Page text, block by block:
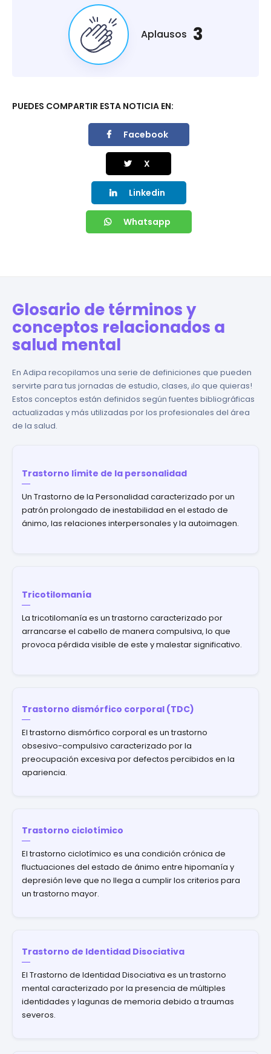
Aplausos 3
PUEDES COMPARTIR ESTA NOTICIA EN:
Facebook
X
Linkedin
Whatsapp
Glosario de términos y
conceptos relacionados a
salud mental
En Adipa recopilamos una serie de definiciones que pueden
servirte para tus jornadas de estudio, clases, ¡lo que quieras!
Estos conceptos están definidos según fuentes bibliográficas
actualizadas y más utilizadas por los profesionales del área
de la salud.
Trastorno límite de la personalidad
Un Trastorno de la Personalidad caracterizado por un
patrón prolongado de inestabilidad en el estado de
ánimo, las relaciones interpersonales y la autoimagen.
Tricotilomanía
La tricotilomanía es un trastorno caracterizado por
arrancarse el cabello de manera compulsiva, lo que
provoca pérdida visible de este y malestar significativo.
Trastorno dismórfico corporal (TDC)
El trastorno dismórfico corporal es un trastorno
obsesivo-compulsivo caracterizado por la
preocupación excesiva por defectos percibidos en la
apariencia.
Trastorno ciclotímico
El trastorno ciclotímico es una condición crónica de
fluctuaciones del estado de ánimo entre hipomanía y
depresión leve que no llega a cumplir los criterios para
un trastorno mayor.
Trastorno de Identidad Disociativa
El Trastorno de Identidad Disociativa es un trastorno
mental caracterizado por la presencia de múltiples
identidades y lagunas de memoria debido a traumas
severos.